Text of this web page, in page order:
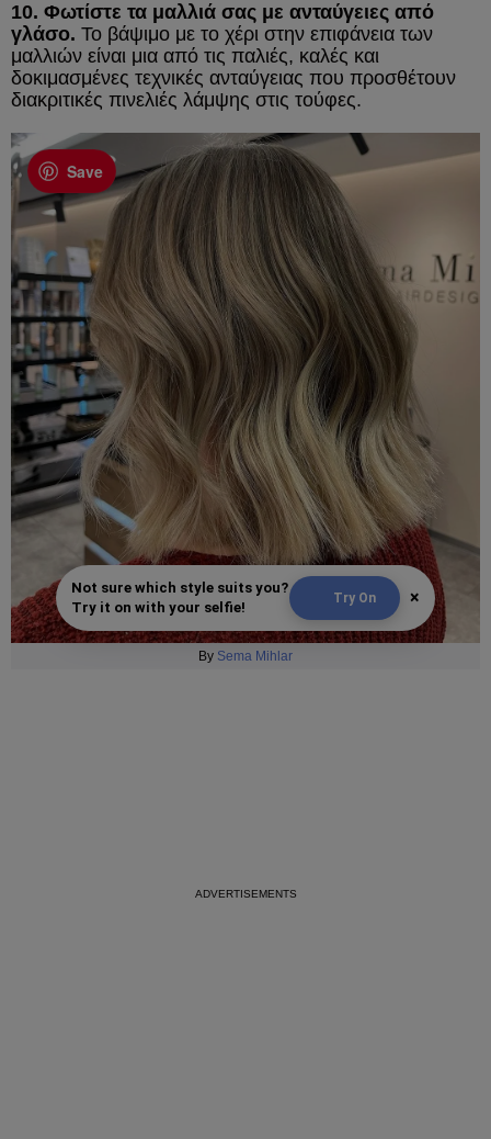
10. Φωτίστε τα μαλλιά σας με ανταύγειες από
γλάσο. Το βάψιμο με το χέρι στην επιφάνεια των
μαλλιών είναι μια από τις παλιές, καλές και
δοκιμασμένες τεχνικές ανταύγειας που προσθέτουν
διακριτικές πινελιές λάμψης στις τούφες.
Save
Not sure which style suits you?
Try it on with your selfie!
Try On ×
By Sema Mihlar